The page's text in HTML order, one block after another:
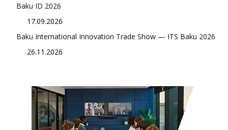
Baku ID 2026
17.09.2026
Baku International Innovation Trade Show — ITS Baku 2026
26.11.2026